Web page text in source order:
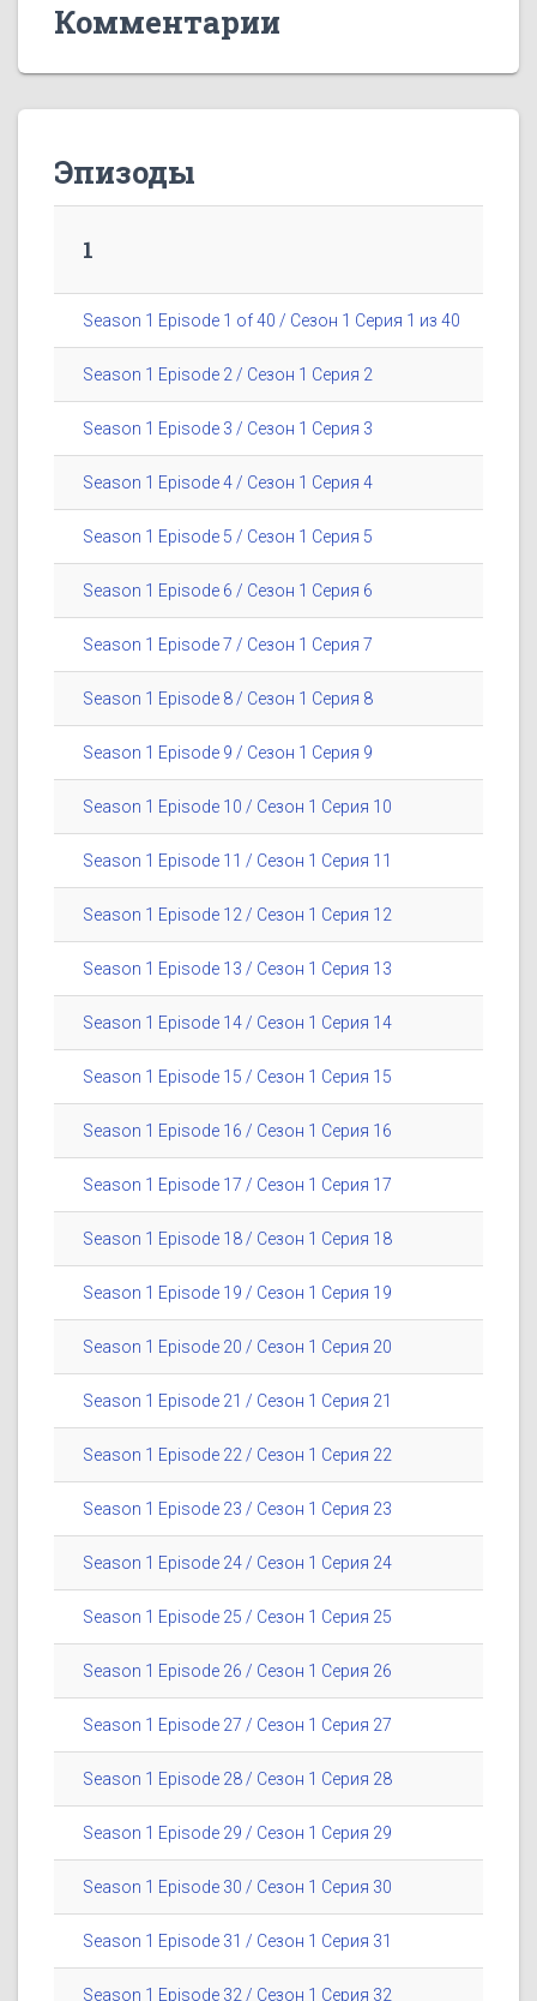
Комментарии
Эпизоды
1
Season 1 Episode 1 of 40 / Сезон 1 Серия 1 из 40
Season 1 Episode 2 / Сезон 1 Серия 2
Season 1 Episode 3 / Сезон 1 Серия 3
Season 1 Episode 4 / Сезон 1 Серия 4
Season 1 Episode 5 / Сезон 1 Серия 5
Season 1 Episode 6 / Сезон 1 Серия 6
Season 1 Episode 7 / Сезон 1 Серия 7
Season 1 Episode 8 / Сезон 1 Серия 8
Season 1 Episode 9 / Сезон 1 Серия 9
Season 1 Episode 10 / Сезон 1 Серия 10
Season 1 Episode 11 / Сезон 1 Серия 11
Season 1 Episode 12 / Сезон 1 Серия 12
Season 1 Episode 13 / Сезон 1 Серия 13
Season 1 Episode 14 / Сезон 1 Серия 14
Season 1 Episode 15 / Сезон 1 Серия 15
Season 1 Episode 16 / Сезон 1 Серия 16
Season 1 Episode 17 / Сезон 1 Серия 17
Season 1 Episode 18 / Сезон 1 Серия 18
Season 1 Episode 19 / Сезон 1 Серия 19
Season 1 Episode 20 / Сезон 1 Серия 20
Season 1 Episode 21 / Сезон 1 Серия 21
Season 1 Episode 22 / Сезон 1 Серия 22
Season 1 Episode 23 / Сезон 1 Серия 23
Season 1 Episode 24 / Сезон 1 Серия 24
Season 1 Episode 25 / Сезон 1 Серия 25
Season 1 Episode 26 / Сезон 1 Серия 26
Season 1 Episode 27 / Сезон 1 Серия 27
Season 1 Episode 28 / Сезон 1 Серия 28
Season 1 Episode 29 / Сезон 1 Серия 29
Season 1 Episode 30 / Сезон 1 Серия 30
Season 1 Episode 31 / Сезон 1 Серия 31
Season 1 Episode 32 / Сезон 1 Серия 32